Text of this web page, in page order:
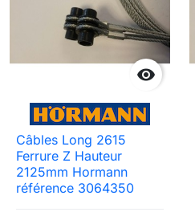

Câbles Long 2615
Ferrure Z Hauteur
2125mm Hormann
référence 3064350